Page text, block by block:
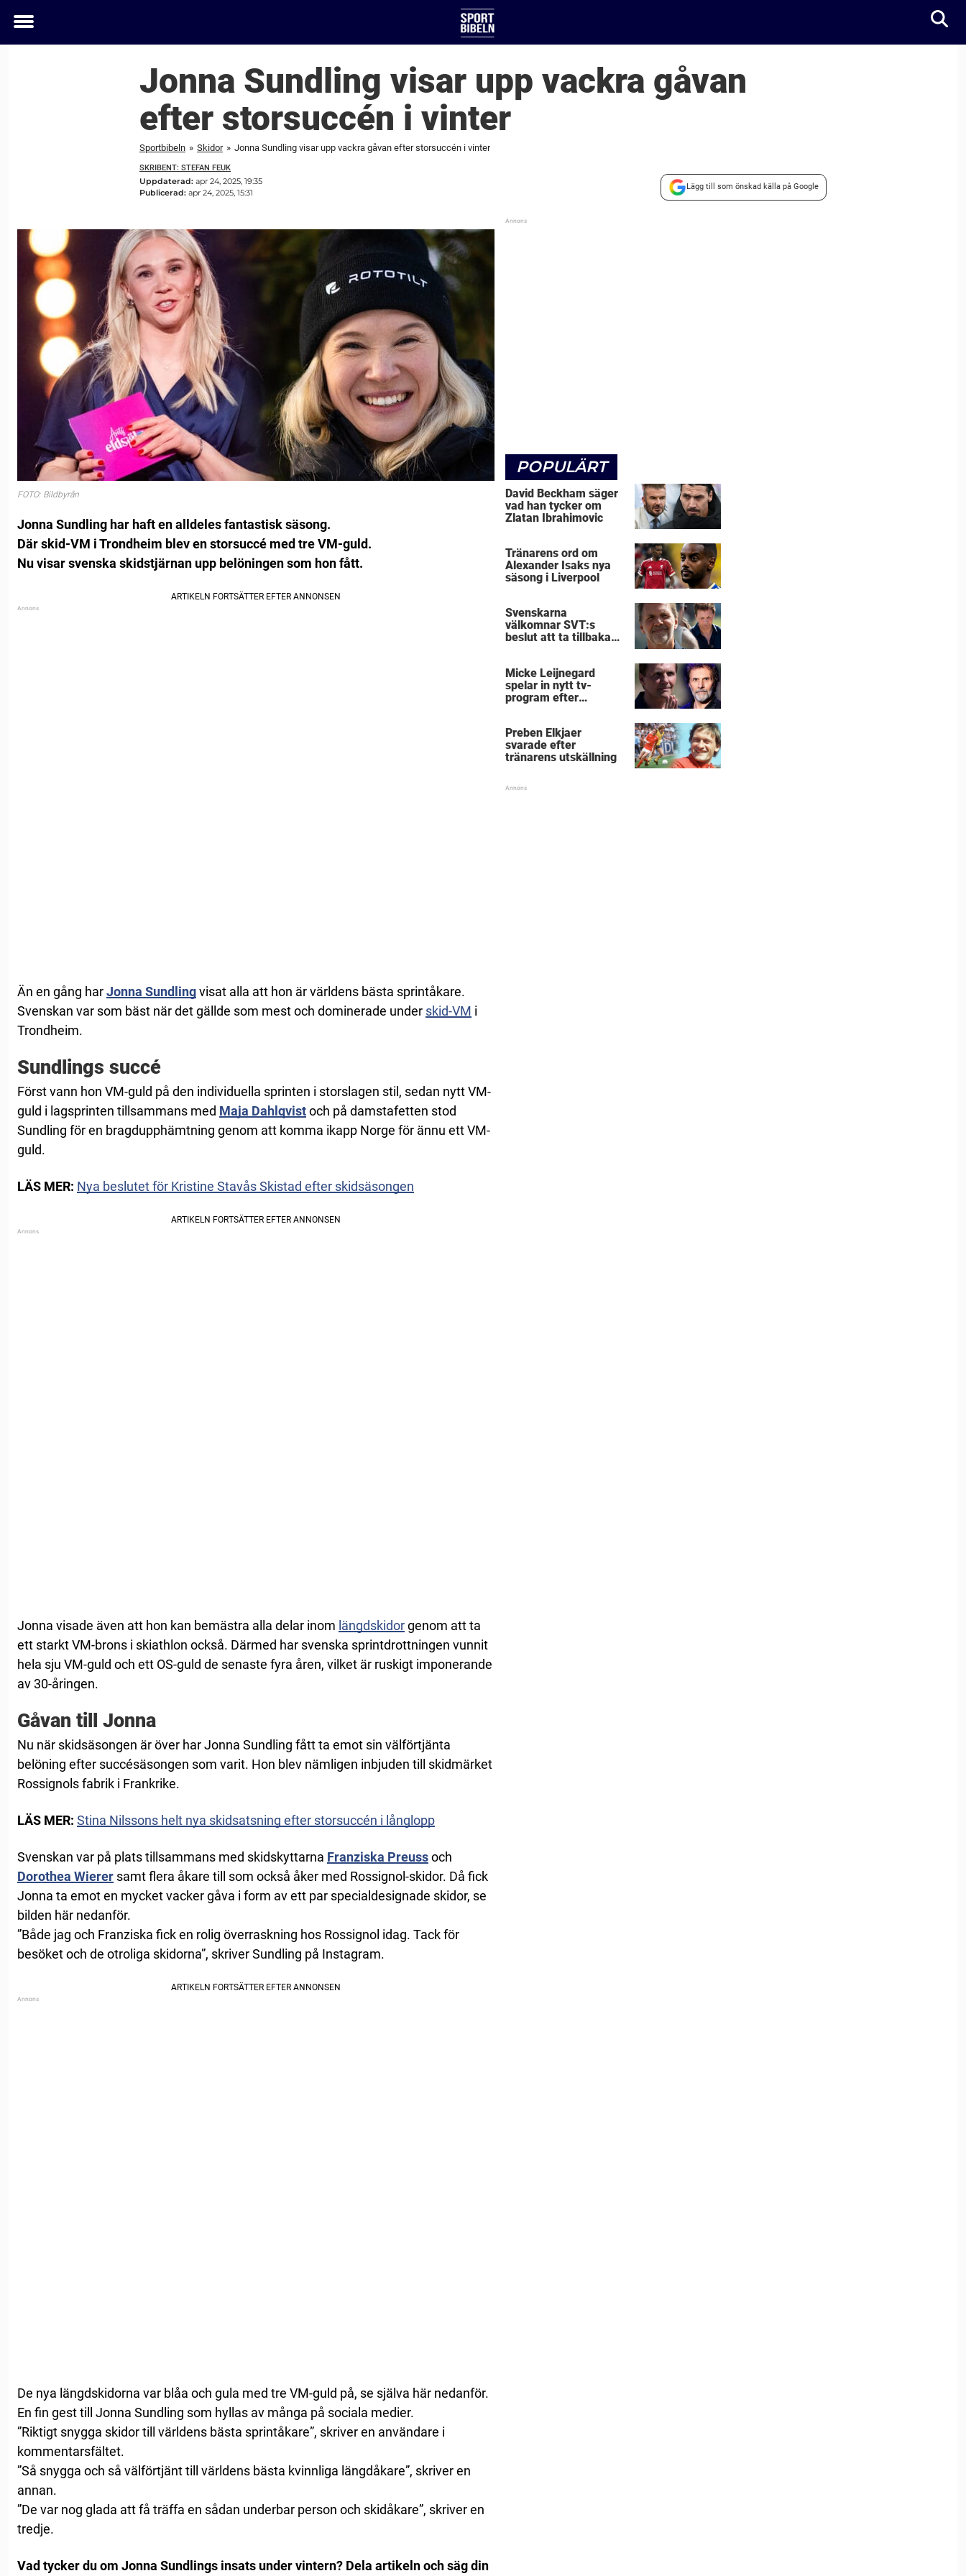
Toggle
Jonna Sundling visar upp vackra gåvan
efter storsuccén i vinter
Sportbibeln » Skidor » Jonna Sundling visar upp vackra gåvan efter storsuccén i vinter
SKRIBENT: STEFAN FEUK
Uppdaterad: apr 24, 2025, 19:35
Publicerad: apr 24, 2025, 15:31
Lägg till som önskad källa på Google
FOTO: Bildbyrån
Jonna Sundling har haft en alldeles fantastisk säsong.
Där skid-VM i Trondheim blev en storsuccé med tre VM-guld.
Nu visar svenska skidstjärnan upp belöningen som hon fått.
Än en gång harJonna Sundlingvisat alla att hon är världens bästa sprintåkare.
Svenskan var som bäst när det gällde som mest och dominerade under skid-VM i
Trondheim.
Sundlings succé
Först vann hon VM-guld på den individuella sprinten i storslagen stil, sedan nytt VM-
guld i lagsprinten tillsammans med Maja Dahlqvistoch på damstafetten stod
Sundling för en bragdupphämtning genom att komma ikapp Norge för ännu ett VM-
guld.
LÄS MER: Nya beslutet för Kristine Stavås Skistad efter skidsäsongen
Jonna visade även att hon kan bemästra alla delar inom längdskidorgenom att ta
ett starkt VM-brons i skiathlon också. Därmed har svenska sprintdrottningen vunnit
hela sju VM-guld och ett OS-guld de senaste fyra åren, vilket är ruskigt imponerande
av 30-åringen.
Gåvan till Jonna
Nu när skidsäsongen är över har Jonna Sundling fått ta emot sin välförtjänta
belöning efter succésäsongen som varit. Hon blev nämligen inbjuden till skidmärket
Rossignols fabrik i Frankrike.
LÄS MER: Stina Nilssons helt nya skidsatsning efter storsuccén i långlopp
Svenskan var på plats tillsammans med skidskyttarna Franziska Preussoch
Dorothea Wierer samt flera åkare till som också åker med Rossignol-skidor. Då fick
Jonna ta emot en mycket vacker gåva i form av ett par specialdesignade skidor, se
bilden här nedanför.
”Både jag och Franziska fick en rolig överraskning hos Rossignol idag. Tack för
besöket och de otroliga skidorna”, skriver Sundling på Instagram.
De nya längdskidorna var blåa och gula med tre VM-guld på, se själva här nedanför.
En fin gest till Jonna Sundling som hyllas av många på sociala medier.
”Riktigt snygga skidor till världens bästa sprintåkare”, skriver en användare i
kommentarsfältet.
”Så snygga och så välförtjänt till världens bästa kvinnliga längdåkare”, skriver en
annan.
”De var nog glada att få träffa en sådan underbar person och skidåkare”, skriver en
tredje.
Vad tycker du om Jonna Sundlings insats under vintern? Dela artikeln och säg din
POPULÄRT
David Beckham säger
vad han tycker om
Zlatan Ibrahimovic
Tränarens ord om
Alexander Isaks nya
säsong i Liverpool
Svenskarna
välkomnar SVT:s
beslut att ta tillbaka
Micke Leijnegard
spelar in nytt tv-
program efter
Preben Elkjaer
svarade efter
tränarens utskällning